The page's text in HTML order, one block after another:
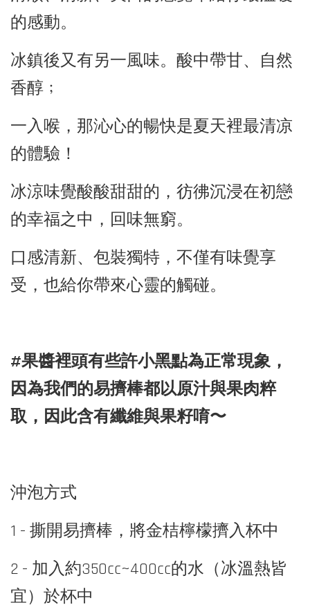
的感動。
冰鎮後又有另一風味。酸中帶甘、自然
香醇﹔
一入喉，那沁心的暢快是夏天裡最清凉
的體驗！
冰涼味覺酸酸甜甜的，彷彿沉浸在初戀
的幸福之中，回味無窮。
口感清新、包裝獨特，不僅有味覺享
受，也給你帶來心靈的觸碰。
#果醬裡頭有些許小黑點為正常現象，
因為我們的易擠棒都以原汁與果肉粹
取，因此含有纖維與果籽唷〜
沖泡方式
1 - 撕開易擠棒，將金桔檸檬擠入杯中
2 - 加入約350cc~400cc的水（冰溫熱皆
宜）於杯中